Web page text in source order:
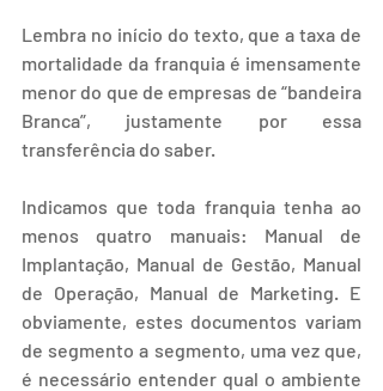
Lembra no início do texto, que a taxa de
mortalidade da franquia é imensamente
menor do que de empresas de “bandeira
Branca”, justamente por essa
transferência do saber.
Indicamos que toda franquia tenha ao
menos quatro manuais: Manual de
Implantação, Manual de Gestão, Manual
de Operação, Manual de Marketing. E
obviamente, estes documentos variam
de segmento a segmento, uma vez que,
é necessário entender qual o ambiente